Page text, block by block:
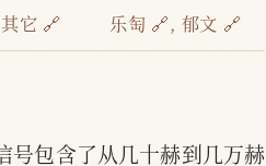
其它 🔗 乐匋 🔗, 郁文 🔗
包含了从几十赫到几万赫